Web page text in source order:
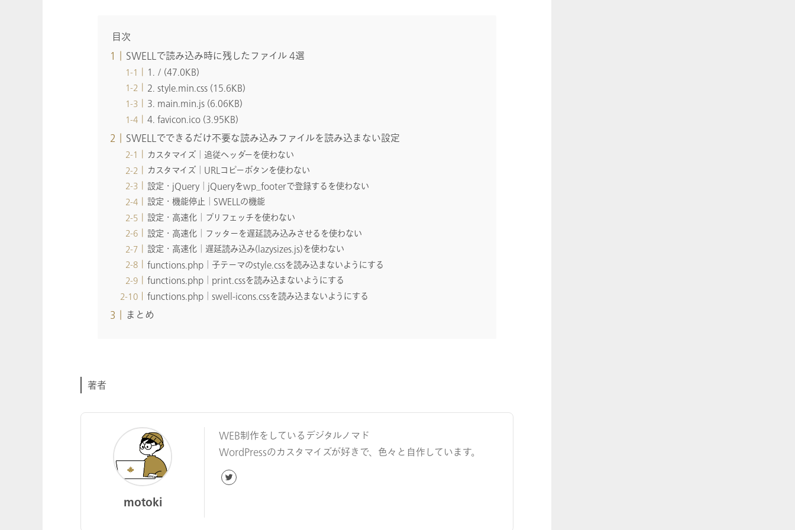
目次
SWELLで読み込み時に残したファイル 4選
1. / (47.0KB)
2. style.min.css (15.6KB)
3. main.min.js (6.06KB)
4. favicon.ico (3.95KB)
SWELLでできるだけ不要な読み込みファイルを読み込まない設定
カスタマイズ│追従ヘッダーを使わない
カスタマイズ│URLコピーボタンを使わない
設定・jQuery│jQueryをwp_footerで登録するを使わない
設定・機能停止│SWELLの機能
設定・高速化│プリフェッチを使わない
設定・高速化│フッターを遅延読み込みさせるを使わない
設定・高速化│遅延読み込み(lazysizes.js)を使わない
functions.php│子テーマのstyle.cssを読み込まないようにする
functions.php│print.cssを読み込まないようにする
functions.php│swell-icons.cssを読み込まないようにする
まとめ
著者
motoki
WEB制作をしているデジタルノマド
WordPressのカスタマイズが好きで、色々と自作しています。